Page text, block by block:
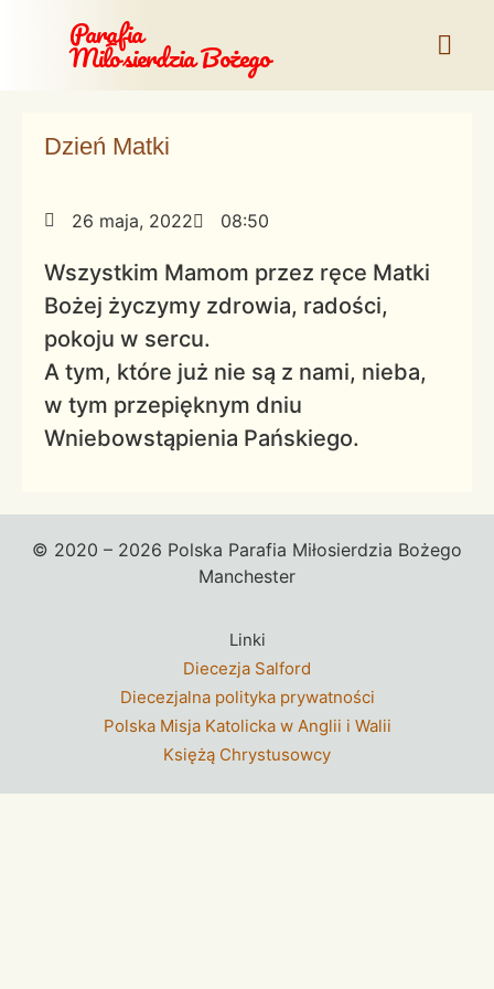
Parafia
Miłosierdzia Bożego
Dzień Matki
26 maja, 2022 08:50
Wszystkim Mamom przez ręce Matki
Bożej życzymy zdrowia, radości,
pokoju w sercu.
A tym, które już nie są z nami, nieba,
w tym przepięknym dniu
Wniebowstąpienia Pańskiego.
© 2020 – 2026 Polska Parafia Miłosierdzia Bożego
Manchester
Linki
Diecezja Salford
Diecezjalna polityka prywatności
Polska Misja Katolicka w Anglii i Walii
Księżą Chrystusowcy